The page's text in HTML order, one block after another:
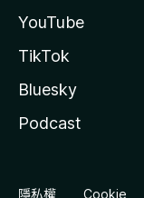
YouTube
TikTok
Bluesky
Podcast
隱私權 Cookie